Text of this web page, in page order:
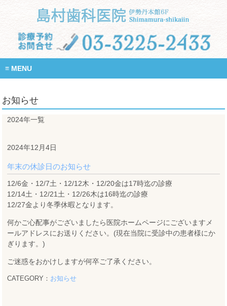
MENU
お知らせ
2024年一覧
2024年12月4日
年末の休診日のお知らせ
12/6金・12/7土・12/12木・12/20金は17時迄の診療
12/14土・12/21土・12/26木は16時迄の診療
12/27金より冬季休暇となります。
何かご心配事がございましたら医院ホームページにございますメ
ールアドレスにお送りください。(現在当院に受診中の患者様にか
ぎります。)
ご迷惑をおかけしますが何卒ご了承ください。
CATEGORY： お知らせ